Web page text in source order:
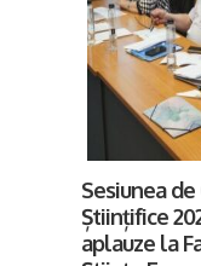
Agrosilvică
Davidescu”-
împlinirea...
Sesiunea
Științifice
aplauze la